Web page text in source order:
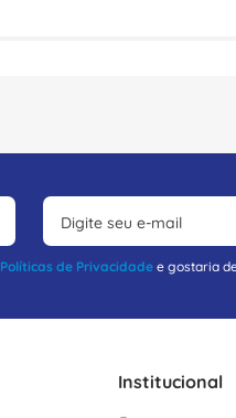
Políticas de Privacidade e gostaria
Institucional